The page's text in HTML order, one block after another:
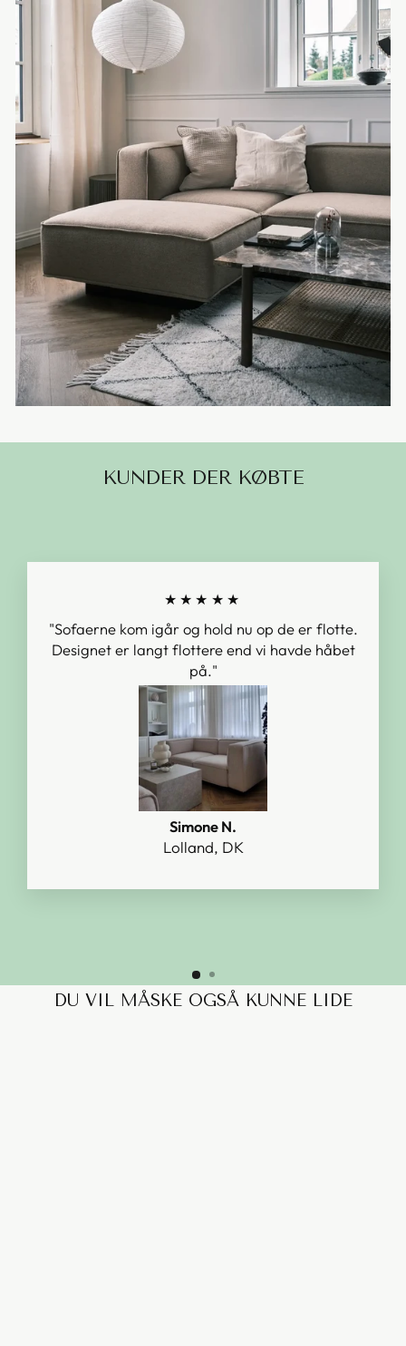
KUNDER DER KØBTE
★★★★★
"Sofaerne kom igår og hold nu op de er flotte.
Designet er langt flottere end vi havde håbet
på."
Simone N.
Lolland, DK
DU VIL MÅSKE OGSÅ KUNNE LIDE